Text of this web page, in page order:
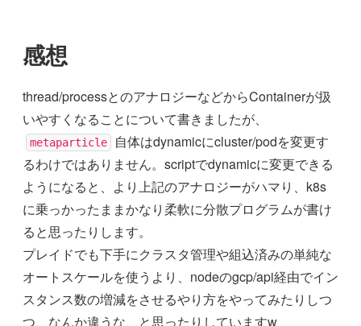
感想
thread/processとのアナロジーなどからContainerが扱
いやすくなることについて書きましたが、
metaparticle
自体はdynamicにcluster/podを変更す
るわけではありません。scriptでdynamicに変更できる
ようになると、より上記のアナロジーがハマり、k8s
に乗っかったままかなり柔軟に分散プログラムが書け
ると思ったりします。
プレイドでも下手にクラスタ管理や組込済みの単純な
オートスケールを使うより、nodeのgcp/api経由でイン
スタンス数の増減をさせるやり方をやってみたりしつ
つ、なんか違うな、と思ったりしていますw